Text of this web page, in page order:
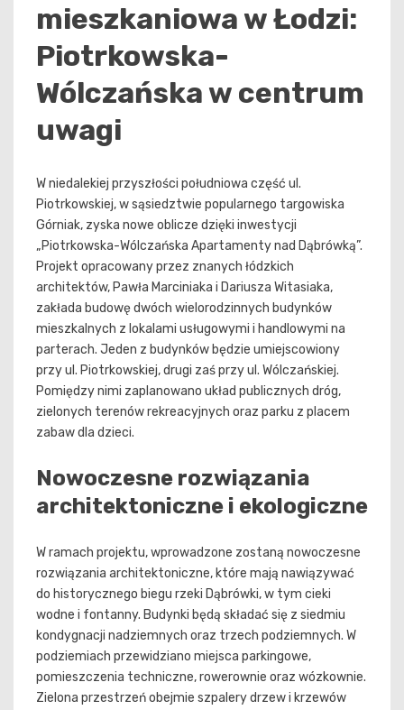
mieszkaniowa w Łodzi:
Piotrkowska-
Wólczańska w centrum
uwagi
W niedalekiej przyszłości południowa część ul.
Piotrkowskiej, w sąsiedztwie popularnego targowiska
Górniak, zyska nowe oblicze dzięki inwestycji
„Piotrkowska-Wólczańska Apartamenty nad Dąbrówką”.
Projekt opracowany przez znanych łódzkich
architektów, Pawła Marciniaka i Dariusza Witasiaka,
zakłada budowę dwóch wielorodzinnych budynków
mieszkalnych z lokalami usługowymi i handlowymi na
parterach. Jeden z budynków będzie umiejscowiony
przy ul. Piotrkowskiej, drugi zaś przy ul. Wólczańskiej.
Pomiędzy nimi zaplanowano układ publicznych dróg,
zielonych terenów rekreacyjnych oraz parku z placem
zabaw dla dzieci.
Nowoczesne rozwiązania
architektoniczne i ekologiczne
W ramach projektu, wprowadzone zostaną nowoczesne
rozwiązania architektoniczne, które mają nawiązywać
do historycznego biegu rzeki Dąbrówki, w tym cieki
wodne i fontanny. Budynki będą składać się z siedmiu
kondygnacji nadziemnych oraz trzech podziemnych. W
podziemiach przewidziano miejsca parkingowe,
pomieszczenia techniczne, rowerownie oraz wózkownie.
Zielona przestrzeń obejmie szpalery drzew i krzewów